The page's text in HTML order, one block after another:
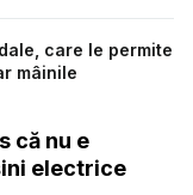
care le permite
mâinile
că nu e
electrice